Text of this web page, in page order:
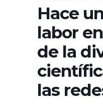
Hace
labor
de la
las